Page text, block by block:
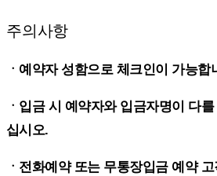
주의사항
ㆍ예약자 성함으로 체크인이 가능합
ㆍ입금 시 예약자와 입금자명이 다
십시오.
ㆍ전화예약 또는 무통장입금 예약